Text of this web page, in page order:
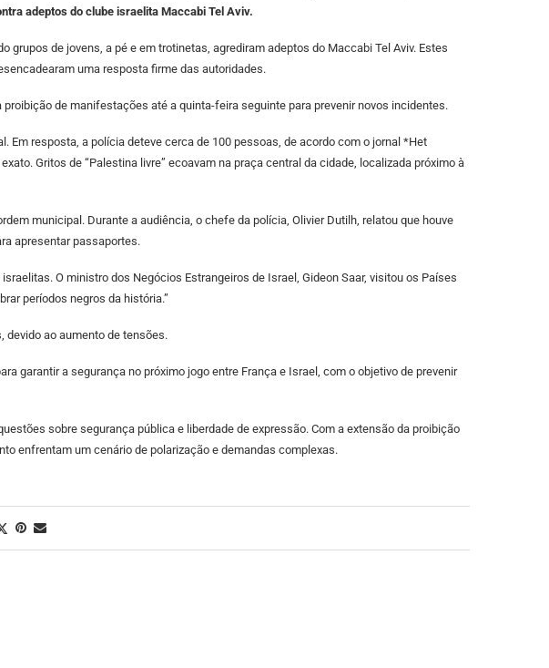
adeptos do clube israelita Maccabi Tel Aviv.
de jovens, a pé e em trotinetas, agrediram adeptos do Maccabi Tel Aviv. Estes
uma resposta firme das autoridades.
de manifestações até a quinta-feira seguinte para prevenir novos incidentes.
resposta, a polícia deteve cerca de 100 pessoas, de acordo com o jornal *Het
Gritos de “Palestina livre” ecoavam na praça central da cidade, localizada próximo à
municipal. Durante a audiência, o chefe da polícia, Olivier Dutilh, relatou que houve
apresentar passaportes.
O ministro dos Negócios Estrangeiros de Israel, Gideon Saar, visitou os Países
períodos negros da história.”
devido ao aumento de tensões.
garantir a segurança no próximo jogo entre França e Israel, com o objetivo de prevenir
sobre segurança pública e liberdade de expressão. Com a extensão da proibição
enfrentam um cenário de polarização e demandas complexas.